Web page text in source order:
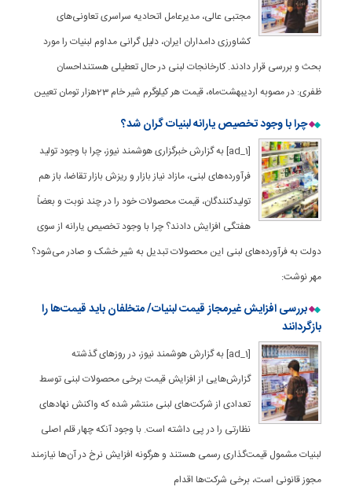
مجتبی عالی، مدیرعامل اتحادیه سراسری تعاونی‌های
کشاورزی دامداران ایران، دلیل گرانی مداوم لبنیات را مورد
بحث و بررسی قرار دادند. کارخانجات لبنی در حال تعطیلی هستنداحسان
ظفری: در مصوبه اردیبهشت‌ماه، قیمت هر کیلوگرم شیر خام 23هزار تومان تعیین
چرا با وجود تخصیص یارانه لبنیات گران شد؟
[ad_1] به گزارش خبرگزاری هوشمند نیوز، چرا با وجود تولید
فرآورده‌های لبنی، مازاد نیاز بازار و ریزش بازار تقاضا، باز هم
تولیدکنندگان، قیمت محصولات خود را در چند نوبت و بعضاً
هفتگی افزایش دادند؟ چرا با وجود تخصیص یارانه از سوی
دولت به فرآورده‌های لبنی این محصولات تبدیل به شیر خشک و صادر می‌شود؟
مهر نوشت:
بررسی افزایش غیرمجاز قیمت لبنیات/ متخلفان باید قیمت‌ها را
بازگردانند
[ad_1] به گزارش هوشمند نیوز، در روزهای گذشته
گزارش‌هایی از افزایش قیمت برخی محصولات لبنی توسط
تعدادی از شرکت‌های لبنی منتشر شده که واکنش نهادهای
نظارتی را در پی داشته است. با وجود آنکه چهار قلم اصلی
لبنیات مشمول قیمت‌گذاری رسمی هستند و هرگونه افزایش نرخ در آن‌ها نیازمند
مجوز قانونی است، برخی شرکت‌ها اقدام